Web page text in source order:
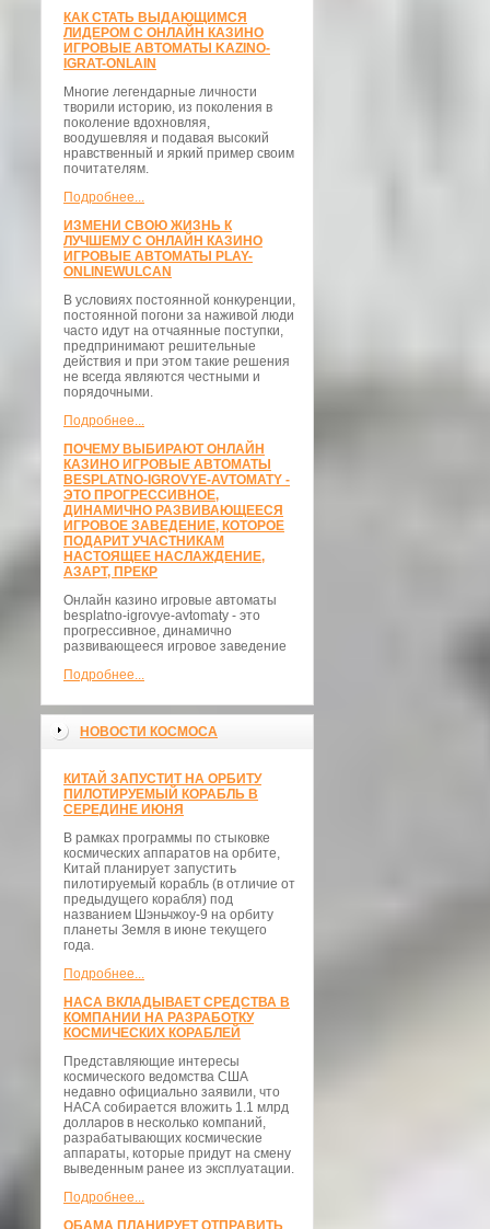
КАК СТАТЬ ВЫДАЮЩИМСЯ
ЛИДЕРОМ С ОНЛАЙН КАЗИНО
ИГРОВЫЕ АВТОМАТЫ KAZINO-
IGRAT-ONLAIN
Многие легендарные личности
творили историю, из поколения в
поколение вдохновляя,
воодушевляя и подавая высокий
нравственный и яркий пример своим
почитателям.
Подробнее...
ИЗМЕНИ СВОЮ ЖИЗНЬ К
ЛУЧШЕМУ С ОНЛАЙН КАЗИНО
ИГРОВЫЕ АВТОМАТЫ PLAY-
ONLINEWULCAN
В условиях постоянной конкуренции,
постоянной погони за наживой люди
часто идут на отчаянные поступки,
предпринимают решительные
действия и при этом такие решения
не всегда являются честными и
порядочными.
Подробнее...
ПОЧЕМУ ВЫБИРАЮТ ОНЛАЙН
КАЗИНО ИГРОВЫЕ АВТОМАТЫ
BESPLATNO-IGROVYE-AVTOMATY -
ЭТО ПРОГРЕССИВНОЕ,
ДИНАМИЧНО РАЗВИВАЮЩЕЕСЯ
ИГРОВОЕ ЗАВЕДЕНИЕ, КОТОРОЕ
ПОДАРИТ УЧАСТНИКАМ
НАСТОЯЩЕЕ НАСЛАЖДЕНИЕ,
АЗАРТ, ПРЕКР
Онлайн казино игровые автоматы
besplatno-igrovye-avtomaty - это
прогрессивное, динамично
развивающееся игровое заведение
Подробнее...
НОВОСТИ КОСМОСА
КИТАЙ ЗАПУСТИТ НА ОРБИТУ
ПИЛОТИРУЕМЫЙ КОРАБЛЬ В
СЕРЕДИНЕ ИЮНЯ
В рамках программы по стыковке
космических аппаратов на орбите,
Китай планирует запустить
пилотируемый корабль (в отличие от
предыдущего корабля) под
названием Шэньчжоу-9 на орбиту
планеты Земля в июне текущего
года.
Подробнее...
НАСА ВКЛАДЫВАЕТ СРЕДСТВА В
КОМПАНИИ НА РАЗРАБОТКУ
КОСМИЧЕСКИХ КОРАБЛЕЙ
Представляющие интересы
космического ведомства США
недавно официально заявили, что
НАСА собирается вложить 1.1 млрд
долларов в несколько компаний,
разрабатывающих космические
аппараты, которые придут на смену
выведенным ранее из эксплуатации.
Подробнее...
ОБАМА ПЛАНИРУЕТ ОТПРАВИТЬ